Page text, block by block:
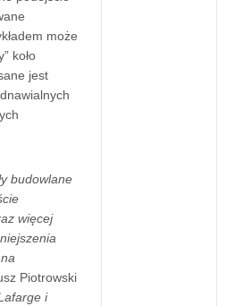
może
koło
jest
budowlane
więcej
Piotrowski
i